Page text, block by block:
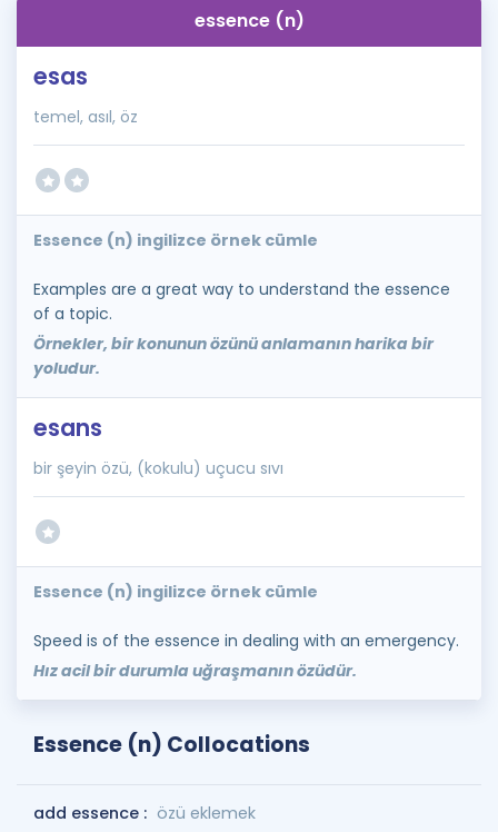
İngilizce Gramer
essence (n)
esas
temel, asıl, öz
Essence (n) ingilizce örnek cümle
Examples are a great way to understand the essence
of a topic.
Örnekler, bir konunun özünü anlamanın harika bir
yoludur.
esans
bir şeyin özü, (kokulu) uçucu sıvı
Essence (n) ingilizce örnek cümle
Speed is of the essence in dealing with an emergency.
Hız acil bir durumla uğraşmanın özüdür.
Essence (n) Collocations
add essence : özü eklemek